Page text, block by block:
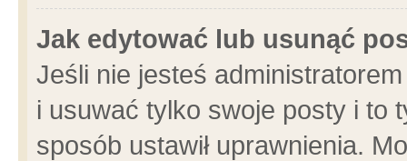
Jak edytować lub usunąć
Jeśli nie jesteś
i usuwać tylko swoje posty i to
sposób ustawił uprawnienia.